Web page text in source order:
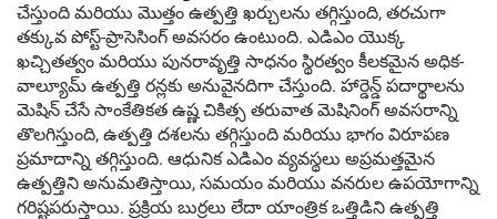
చేస్తుంది మరియు మొత్తం ఉత్పత్తి ఖర్చులను తగ్గిస్తుంది, తరచుగా
తక్కువ పోస్ట్-ప్రాసెసింగ్ అవసరం ఉంటుంది. ఎడిఎం యొక్క
ఖచ్చితత్వం మరియు పునరావృత్తి సాధనం స్థిరత్వం కీలకమైన అధిక-
వాల్యూమ్ ఉత్పత్తి రన్లకు అనువైనదిగా చేస్తుంది. హార్డెన్డ్ పదార్థాలను
మెషిన్ చేసే సాంకేతికత ఉష్ణ చికిత్స తరువాత మెషినింగ్ అవసరాన్ని
తొలగిస్తుంది, ఉత్పత్తి దశలను తగ్గిస్తుంది మరియు భాగం విరూపణ
ప్రమాదాన్ని తగ్గిస్తుంది. ఆధునిక ఎడిఎం వ్యవస్థలు అప్రమత్తమైన
ఉత్పత్తిని అనుమతిస్తాయి, సమయం మరియు వనరుల ఉపయోగాన్ని
గరిష్టపరుస్తాయి. ప్రక్రియ బుర్రలు లేదా యాంత్రిక ఒత్తిడిని ఉత్పత్తి